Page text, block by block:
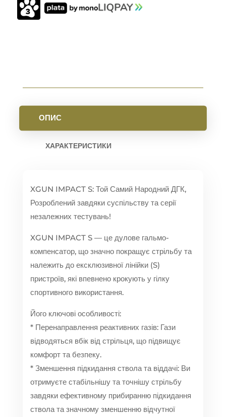
.223
(5,56)
ОПИС
ХАРАКТЕРИСТИКИ
XGUN IMPACT S: Той Самий Народний ДГК,
Розроблений завдяки суспільству та серії
незалежних тестувань!
XGUN IMPACT S — це дулове гальмо-
компенсатор, що значно покращує стрільбу та
належить до ексклюзивної лінійки (S)
пристроїв, які впевнено крокують у гілку
спортивного використання.
Його ключові особливості:
* Перенаправлення реактивних газів: Гази
відводяться вбік від стрільця, що підвищує
комфорт та безпеку.
* Зменшення підкидання ствола та віддачі: Ви
отримуєте стабільнішу та точнішу стрільбу
завдяки ефективному прибиранню підкидання
ствола та значному зменшенню відчутної